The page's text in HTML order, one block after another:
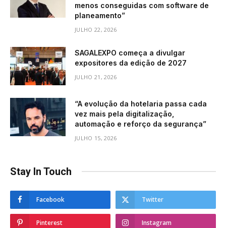
menos conseguidas com software de
planeamento”
JULHO 22, 2026
SAGALEXPO começa a divulgar
expositores da edição de 2027
JULHO 21, 2026
“A evolução da hotelaria passa cada
vez mais pela digitalização,
automação e reforço da segurança”
JULHO 15, 2026
Stay In Touch
Facebook Twitter
Pinterest Instagram